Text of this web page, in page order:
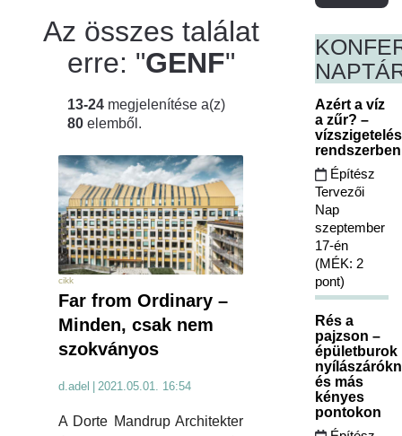
Az összes találat
erre: "GENF"
13-24 megjelenítése a(z)
80 elemből.
cikk
Far from Ordinary –
Minden, csak nem
szokványos
d.adel 2021.05.01. 16:54
A Dorte Mandrup Architekter
Azért a víz
a zűr? –
Építész
Tervezői
Nap
szeptember
17-én
(MÉK: 2
pont)
Rés a
pajzson –
épületburok
és más
kényes
pontokon